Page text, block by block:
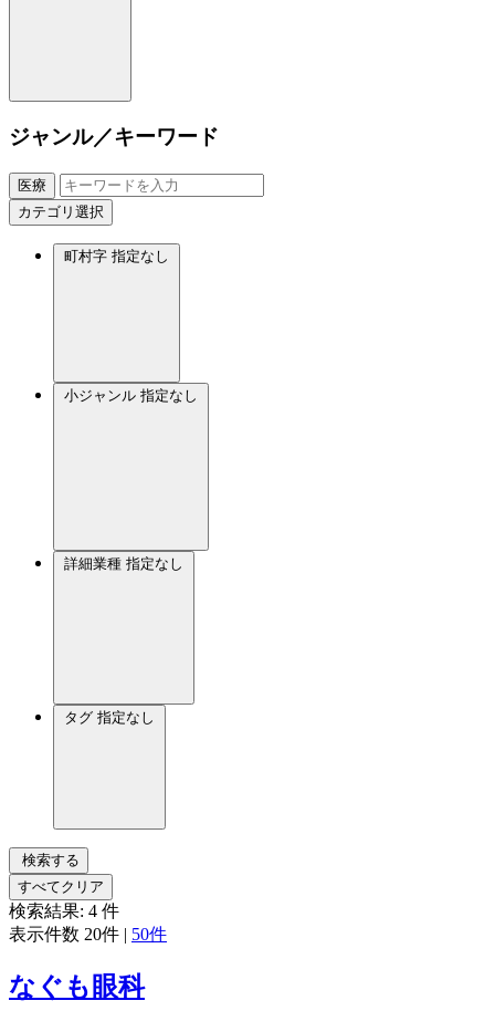
ジャンル／キーワード
医療
カテゴリ選択
町村字 指定なし
小ジャンル 指定なし
詳細業種 指定なし
タグ 指定なし
検索する
すべてクリア
検索結果: 4 件
表示件数 20件 | 50件
なぐも眼科